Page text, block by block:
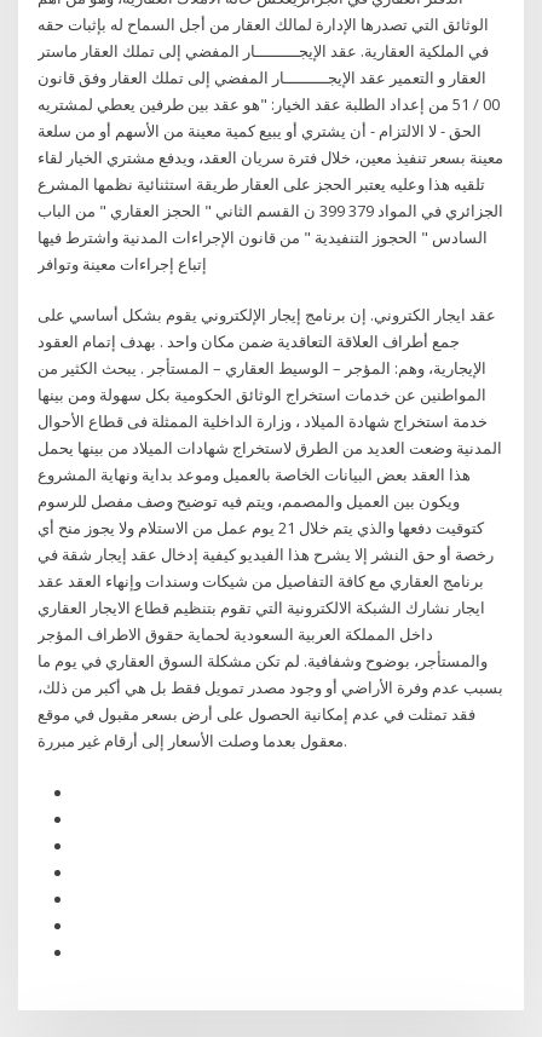
الوثائق التي تصدرها الإدارة لمالك العقار من أجل السماح له بإثبات حقه
في الملكية العقارية. عقد الإيجـــــــــار المفضي إلى تملك العقار ماستر
العقار و التعمير عقد الإيجـــــــــار المفضي إلى تملك العقار وفق قانون
00 / 51 من إعداد الطلبة عقد الخيار: "هو عقد بين طرفين يعطي لمشتريه
الحق - لا الالتزام - أن يشتري أو يبيع كمية معينة من الأسهم أو من سلعة
معينة بسعر تنفيذ معين، خلال فترة سريان العقد، ويدفع مشتري الخيار لقاء
تلقيه هذا وعليه يعتبر الحجز على العقار طريقة استثنائية نظمها المشرع
الجزائري في المواد 379 399 ن القسم الثاني " الحجز العقاري " من الباب
السادس " الحجوز التنفيدية " من قانون الإجراءات المدنية واشترط فيها
إتباع إجراءات معينة وتوافر
عقد ايجار الكتروني. إن برنامج إيجار الإلكتروني يقوم بشكل أساسي على
جمع أطراف العلاقة التعاقدية ضمن مكان واحد . بهدف إتمام العقود
الإيجارية، وهم: المؤجر – الوسيط العقاري – المستأجر . يبحث الكثير من
المواطنين عن خدمات استخراج الوثائق الحكومية بكل سهولة ومن بينها
خدمة استخراج شهادة الميلاد ، وزارة الداخلية الممثلة فى قطاع الأحوال
المدنية وضعت العديد من الطرق لاستخراج شهادات الميلاد من بينها يحمل
هذا العقد بعض البيانات الخاصة بالعميل وموعد بداية ونهاية المشروع
ويكون بين العميل والمصمم، ويتم فيه توضيح وصف مفصل للرسوم
كتوقيت دفعها والذي يتم خلال 21 يوم عمل من الاستلام ولا يجوز منح أي
رخصة أو حق النشر إلا يشرح هذا الفيديو كيفية إدخال عقد إيجار شقة في
برنامج العقاري مع كافة التفاصيل من شيكات وسندات وإنهاء العقد عقد
ايجار نشارك الشبكة الالكترونية التي تقوم بتنظيم قطاع الايجار العقاري
داخل المملكة العربية السعودية لحماية حقوق الاطراف المؤجر
والمستأجر، بوضوح وشفافية. لم تكن مشكلة السوق العقاري في يوم ما
بسبب عدم وفرة الأراضي أو وجود مصدر تمويل فقط بل هي أكبر من ذلك،
فقد تمثلت في عدم إمكانية الحصول على أرض بسعر مقبول في موقع
معقول بعدما وصلت الأسعار إلى أرقام غير مبررة.